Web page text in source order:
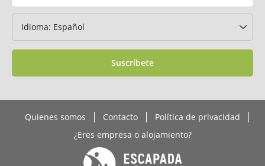
Suscríbete
Quienes somos Contacto
Política de privacidad
¿Eres empresa o alojamiento?